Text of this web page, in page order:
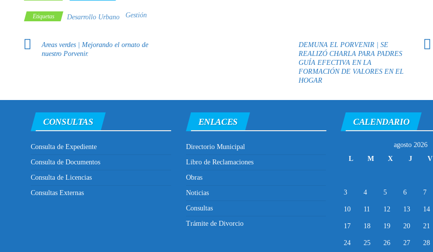
Etiquetas Desarrollo Urbano Gestión
Areas verdes | Mejorando el ornato de
nuestro Porvenir.
DEMUNA EL PORVENIR | SE
REALIZÓ CHARLA PARA PADRES
GUÍA EFECTIVA EN LA
FORMACIÓN DE VALORES EN EL
HOGAR
CONSULTAS
Consulta de Expediente
Consulta de Documentos
Consulta de Licencias
Consultas Externas
ENLACES
Directorio Municipal
Libro de Reclamaciones
Obras
Noticias
Consultas
Trámite de Divorcio
CALENDARIO
agosto 2026
L
M X J V
3 4 5 6 7
10 11 12 13 14
17 18 19 20 21
24 25 26 27 28